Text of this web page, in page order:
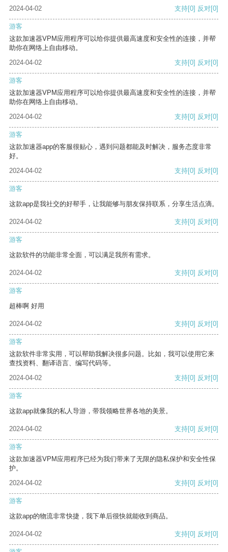
2024-04-02 支持[0] 反对[0]
游客
这款加速器VPM应用程序可以给你提供最高速度和安全性的连接，并帮
助你在网络上自由移动。
2024-04-02
支持[0] 反对[0]
游客
这款加速器VPM应用程序可以给你提供最高速度和安全性的连接，并帮
助你在网络上自由移动。
2024-04-02
支持[0] 反对[0]
游客
这款加速器app的客服很贴心，遇到问题都能及时解决，服务态度非常
好。
2024-04-02
支持[0] 反对[0]
游客
这款app是我社交的好帮手，让我能够与朋友保持联系，分享生活点滴。
2024-04-02 支持[0] 反对[0]
游客
这款软件的功能非常全面，可以满足我所有需求。
2024-04-02 支持[0] 反对[0]
游客
超棒啊 好用
2024-04-02 支持[0] 反对[0]
游客
这款软件非常实用，可以帮助我解决很多问题。比如，我可以使用它来
查找资料、翻译语言、编写代码等。
2024-04-02
支持[0] 反对[0]
游客
这款app就像我的私人导游，带我领略世界各地的美景。
2024-04-02 支持[0] 反对[0]
游客
这款加速器VPM应用程序已经为我们带来了无限的隐私保护和安全性保
护。
2024-04-02
支持[0] 反对[0]
游客
这款app的物流非常快捷，我下单后很快就能收到商品。
2024-04-02 支持[0] 反对[0]